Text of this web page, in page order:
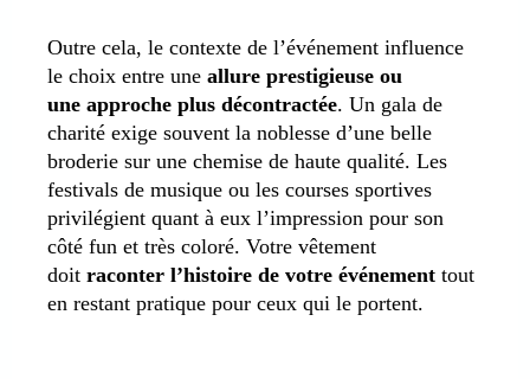
Outre cela, le contexte de l’événement influence
le choix entre une allure prestigieuse ou
une approche plus décontractée. Un gala de
charité exige souvent la noblesse d’une belle
broderie sur une chemise de haute qualité. Les
festivals de musique ou les courses sportives
privilégient quant à eux l’impression pour son
côté fun et très coloré. Votre vêtement
doit raconter l’histoire de votre événement tout
en restant pratique pour ceux qui le portent.